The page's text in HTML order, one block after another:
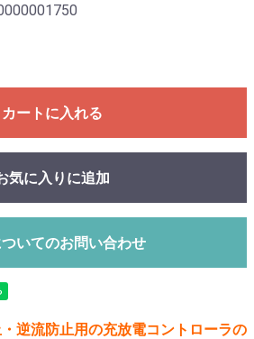
カートに入れる
気に入りに追加
いてのお問い合わせ
逆流防止用の充放電コントローラの